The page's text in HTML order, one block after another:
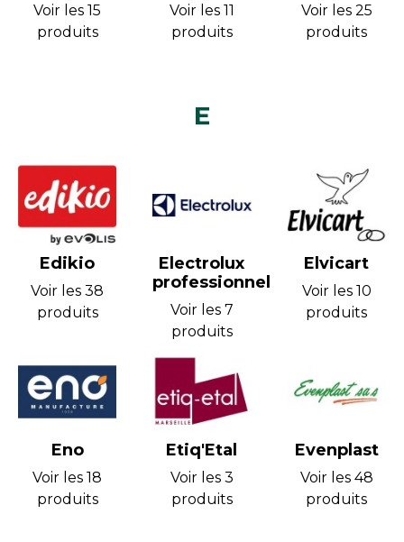
Voir les 15
produits
Voir les 11
produits
Voir les 25
produits
E
Edikio
Voir les 38
produits
Electrolux
professionnel
Voir les 7
produits
Elvicart
Voir les 10
produits
Eno
Voir les 18
produits
Etiq'Etal
Voir les 3
produits
Evenplast
Voir les 48
produits